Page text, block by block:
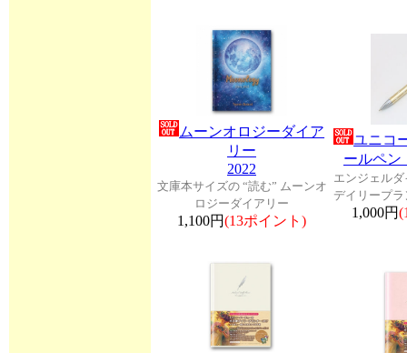
ムーンオロジーダイア
リー
2022
文庫本サイズの “読む” ムーンオ
ロジーダイアリー
1,100円(13ポイント)
ユニコ
ールペン
エンジェル
デイリープ
1,000円